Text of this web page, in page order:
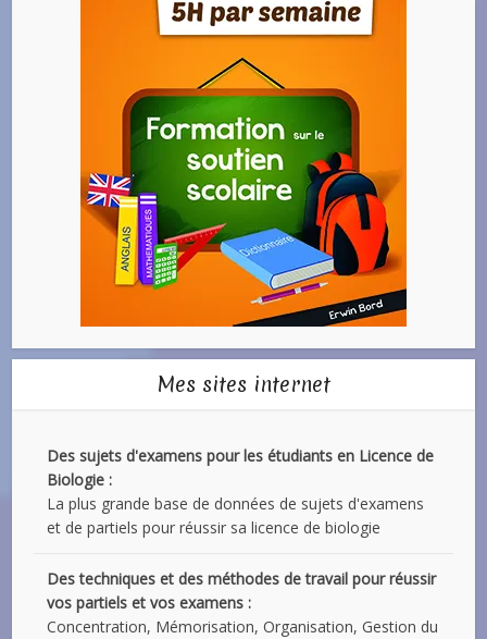
Mes sites internet
Des sujets d'examens pour les étudiants en Licence de
Biologie :
La plus grande base de données de sujets d'examens
et de partiels pour réussir sa licence de biologie
Des techniques et des méthodes de travail pour réussir
vos partiels et vos examens :
Concentration, Mémorisation, Organisation, Gestion du